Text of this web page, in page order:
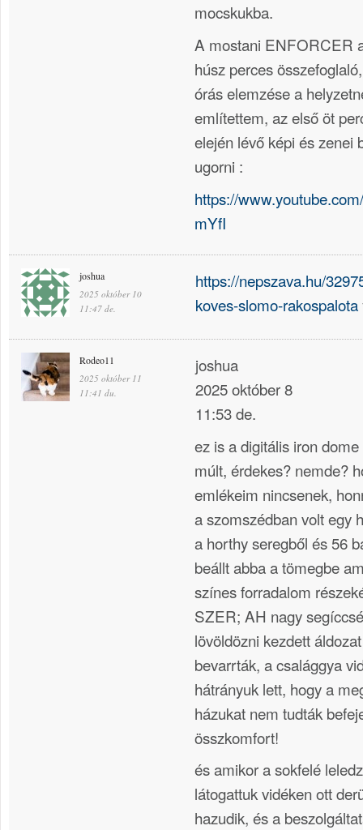
mocskukba.
A mostani ENFORCER
húsz perces
órás elemzése a
említettem, az első öt
elején lévő képi és zenei
ugorni :
https://
mYfI
joshua
2025 október 10
11:47 de.
https://nepszava.hu/
koves-slomo-rakospalota
Rodeo11
2025 október 11
11:41 du.
joshua
2025 október 8
11:53 de.
ez is a digitális iron
múlt, érdekes? nemde?
emlékeim nincsenek,
a szomszédban volt egy
a horthy seregből és 56
beállt abba a tömegbe
színes forradalom
SZER; AH nagy
lövöldözni kezdett
bevarrták, a csalággya
hátrányuk lett, hogy a
házukat nem tudták
összkomfort!
és amikor a sokfelé
látogattuk vidéken ott
hazudik, és a